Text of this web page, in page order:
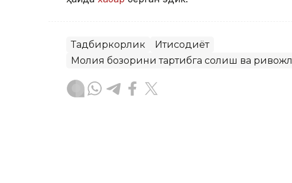
Тадбиркорлик
Иқтисодиёт
Молия бозорини тартибга солиш ва